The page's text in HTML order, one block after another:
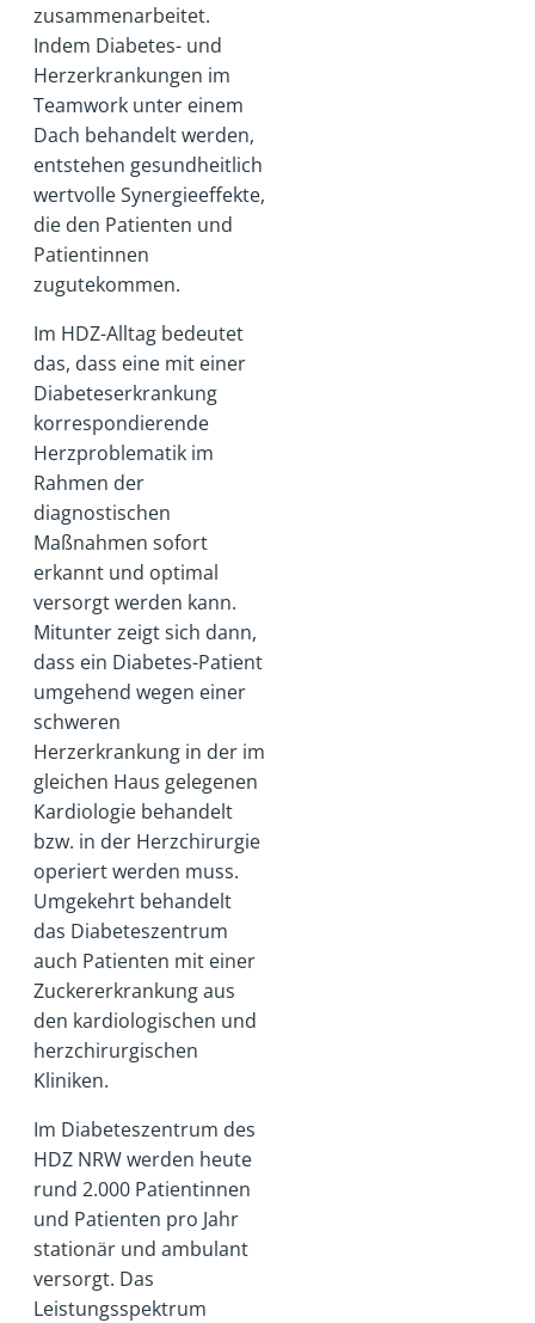
zusammenarbeitet.
Indem Diabetes- und
Herzerkrankungen im
Teamwork unter einem
Dach behandelt werden,
entstehen gesundheitlich
wertvolle Synergieeffekte,
die den Patienten und
Patientinnen
zugutekommen.
Im HDZ-Alltag bedeutet
das, dass eine mit einer
Diabeteserkrankung
korrespondierende
Herzproblematik im
Rahmen der
diagnostischen
Maßnahmen sofort
erkannt und optimal
versorgt werden kann.
Mitunter zeigt sich dann,
dass ein Diabetes-Patient
umgehend wegen einer
schweren
Herzerkrankung in der im
gleichen Haus gelegenen
Kardiologie behandelt
bzw. in der Herzchirurgie
operiert werden muss.
Umgekehrt behandelt
das Diabeteszentrum
auch Patienten mit einer
Zuckererkrankung aus
den kardiologischen und
herzchirurgischen
Kliniken.
Im Diabeteszentrum des
HDZ NRW werden heute
rund 2.000 Patientinnen
und Patienten pro Jahr
stationär und ambulant
versorgt. Das
Leistungsspektrum